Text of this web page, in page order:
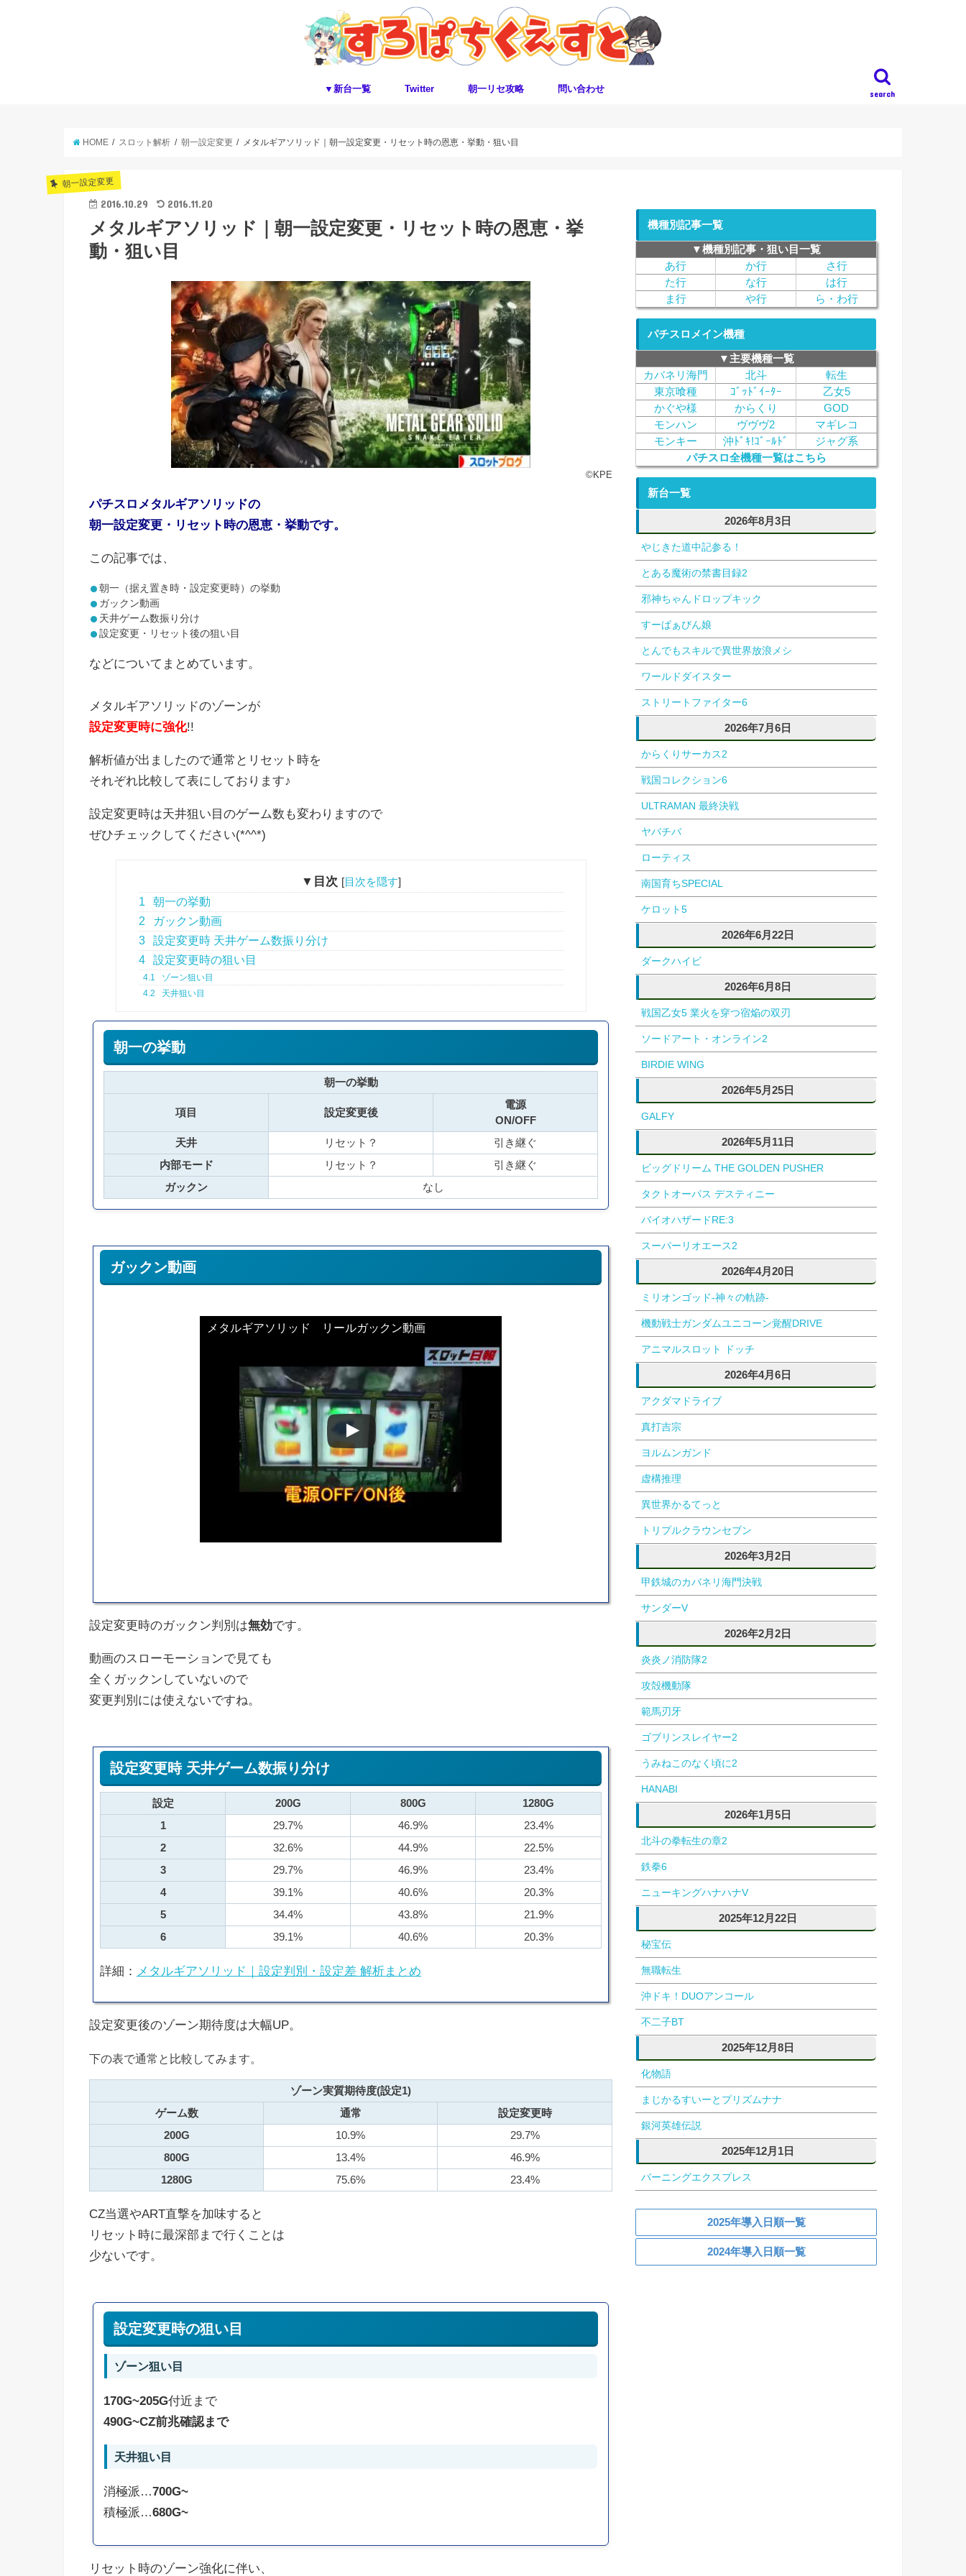
search
▼新台一覧 Twitter 朝一リセ攻略 問い合わせ
HOME スロット解析 朝一設定変更 メタルギアソリッド｜朝一設定変更・リセット時の恩恵・挙動・狙い目
朝一設定変更
2016.10.29 2016.11.20
メタルギアソリッド｜朝一設定変更・リセット時の恩恵・挙
動・狙い目
©KPE
パチスロメタルギアソリッドの
朝一設定変更・リセット時の恩恵・挙動です。
この記事では、
朝一（据え置き時・設定変更時）の挙動
ガックン動画
天井ゲーム数振り分け
設定変更・リセット後の狙い目
などについてまとめています。
メタルギアソリッドのゾーンが
設定変更時に強化!!
解析値が出ましたので通常とリセット時を
それぞれ比較して表にしております♪
設定変更時は天井狙い目のゲーム数も変わりますので
ぜひチェックしてください(*^^*)
▼目次 [目次を隠す]
1
朝一の挙動
2
ガックン動画
3
設定変更時 天井ゲーム数振り分け
4
設定変更時の狙い目
4.1
ゾーン狙い目
4.2
天井狙い目
朝一の挙動
朝一の挙動
項目 設定変更後
電源
ON/OFF
天井
リセット？
引き継ぐ
内部モード
リセット？
引き継ぐ
ガックン
なし
ガックン動画
メタルギアソリッド リールガックン動画
設定変更時のガックン判別は無効です。
動画のスローモーションで見ても
全くガックンしていないので
変更判別には使えないですね。
設定変更時 天井ゲーム数振り分け
設定 200G 800G
1280G
1
29.7% 46.9%
23.4%
2
32.6% 44.9%
22.5%
3
29.7% 46.9%
23.4%
4
39.1% 40.6%
20.3%
5
34.4% 43.8%
21.9%
6
39.1% 40.6% 20.3%
詳細： メタルギアソリッド｜設定判別・設定差 解析まとめ
設定変更後のゾーン期待度は大幅UP。
下の表で通常と比較してみます。
ゾーン実質期待度(設定1)
ゲーム数
通常
設定変更時
200G
10.9%
29.7%
800G
13.4%
46.9%
1280G
75.6% 23.4%
CZ当選やART直撃を加味すると
リセット時に最深部まで行くことは
少ないです。
設定変更時の狙い目
ゾーン狙い目
170G~205G付近まで
490G~CZ前兆確認まで
天井狙い目
消極派…700G~
積極派…680G~
リセット時のゾーン強化に伴い、
機種別記事一覧
▼機種別記事・狙い目一覧
あ行
か行
さ行
た行
な行
は行
ま行
や行 ら・わ行
パチスロメイン機種
▼主要機種一覧
カバネリ海門
北斗
転生
東京喰種
ｺﾞｯﾄﾞｲｰﾀｰ
乙女5
かぐや様
からくり
GOD
モンハン
ヴヴヴ2
マギレコ
モンキー
沖ﾄﾞｷ!ｺﾞｰﾙﾄﾞ
ジャグ系
パチスロ全機種一覧はこちら
新台一覧
2026年8月3日
やじきた道中記参る！
とある魔術の禁書目録2
邪神ちゃんドロップキック
すーぱぁびん娘
とんでもスキルで異世界放浪メシ
ワールドダイスター
ストリートファイター6
2026年7月6日
からくりサーカス2
戦国コレクション6
ULTRAMAN 最終決戦
ヤバチバ
ローティス
南国育ちSPECIAL
ケロット5
2026年6月22日
ダークハイビ
2026年6月8日
戦国乙女5 業火を穿つ宿焔の双刃
ソードアート・オンライン2
BIRDIE WING
2026年5月25日
GALFY
2026年5月11日
ビッグドリーム THE GOLDEN PUSHER
タクトオーパス デスティニー
バイオハザードRE:3
スーパーリオエース2
2026年4月20日
ミリオンゴッド-神々の軌跡-
機動戦士ガンダムユニコーン覚醒DRIVE
アニマルスロット ドッチ
2026年4月6日
アクダマドライブ
真打吉宗
ヨルムンガンド
虚構推理
異世界かるてっと
トリプルクラウンセブン
2026年3月2日
甲鉄城のカバネリ海門決戦
サンダーV
2026年2月2日
炎炎ノ消防隊2
攻殻機動隊
範馬刃牙
ゴブリンスレイヤー2
うみねこのなく頃に2
HANABI
2026年1月5日
北斗の拳転生の章2
鉄拳6
ニューキングハナハナV
2025年12月22日
秘宝伝
無職転生
沖ドキ！DUOアンコール
不二子BT
2025年12月8日
化物語
まじかるすいーとプリズムナナ
銀河英雄伝説
2025年12月1日
バーニングエクスプレス
2025年導入日順一覧
2024年導入日順一覧